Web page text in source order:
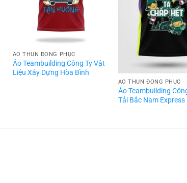
ÁO THUN ĐỒNG PHỤC
Áo Teambuilding Công Ty Vật
Liệu Xây Dựng Hòa Bình
ÁO THUN ĐỒNG PHỤC
Áo Teambuilding
Tải Bắc Nam Express